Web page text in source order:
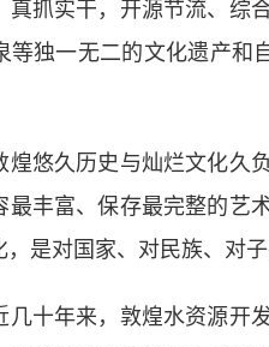
真抓实干，开源节流、综
等独一无二的文化遗产和
久历史与灿烂文化久负
最丰富、保存最完整的艺
是对国家、对民族、对
年来，敦煌水资源开发